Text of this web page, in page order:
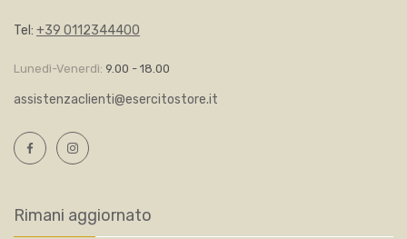
Tel: +39 0112344400
Lunedì-Venerdì: 9.00 - 18.00
assistenzaclienti@esercitostore.it
Rimani aggiornato